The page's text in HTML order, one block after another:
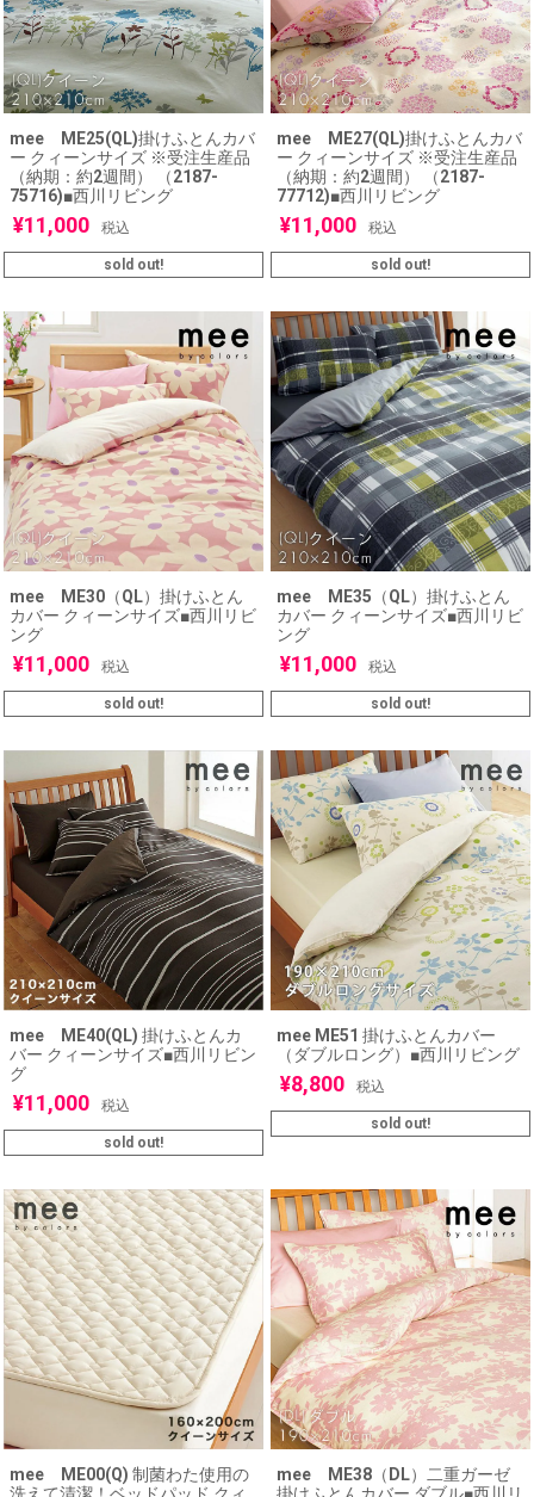
mee ME25(QL)掛けふとんカバ
ー クィーンサイズ ※受注生産品
（納期：約2週間） （2187-
75716)■西川リビング
¥11,000 税込
sold out!
mee ME27(QL)掛けふとんカバ
ー クィーンサイズ ※受注生産品
（納期：約2週間） （2187-
77712)■西川リビング
¥11,000 税込
sold out!
mee ME30（QL）掛けふとん
カバー クィーンサイズ■西川リビ
ング
¥11,000 税込
sold out!
mee ME35（QL）掛けふとん
カバー クィーンサイズ■西川リビ
ング
¥11,000 税込
sold out!
mee ME40(QL) 掛けふとんカ
バー クィーンサイズ■西川リビン
グ
¥11,000 税込
sold out!
mee ME51 掛けふとんカバー
（ダブルロング）■西川リビング
¥8,800 税込
sold out!
mee ME00(Q) 制菌わた使用の
mee ME38（DL）二重ガーゼ